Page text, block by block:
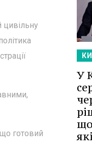
цивільну
готовий
У
що